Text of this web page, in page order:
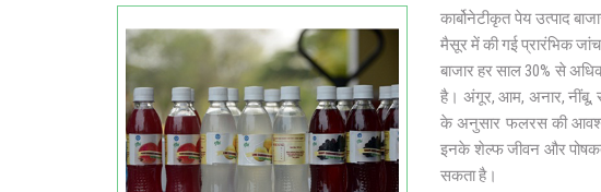
कार्बोनेटीकृत पेय उत्पाद
मैसूर में की गई प्रारंभिक
बाजार हर साल 30% से
है। अंगूर, आम, अनार, नींबू,
के अनुसार फलरस की आवश्यक
इनके शेल्फ जीवन और
सकता है।